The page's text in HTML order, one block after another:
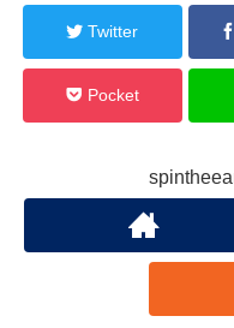
Twitter
Pocket